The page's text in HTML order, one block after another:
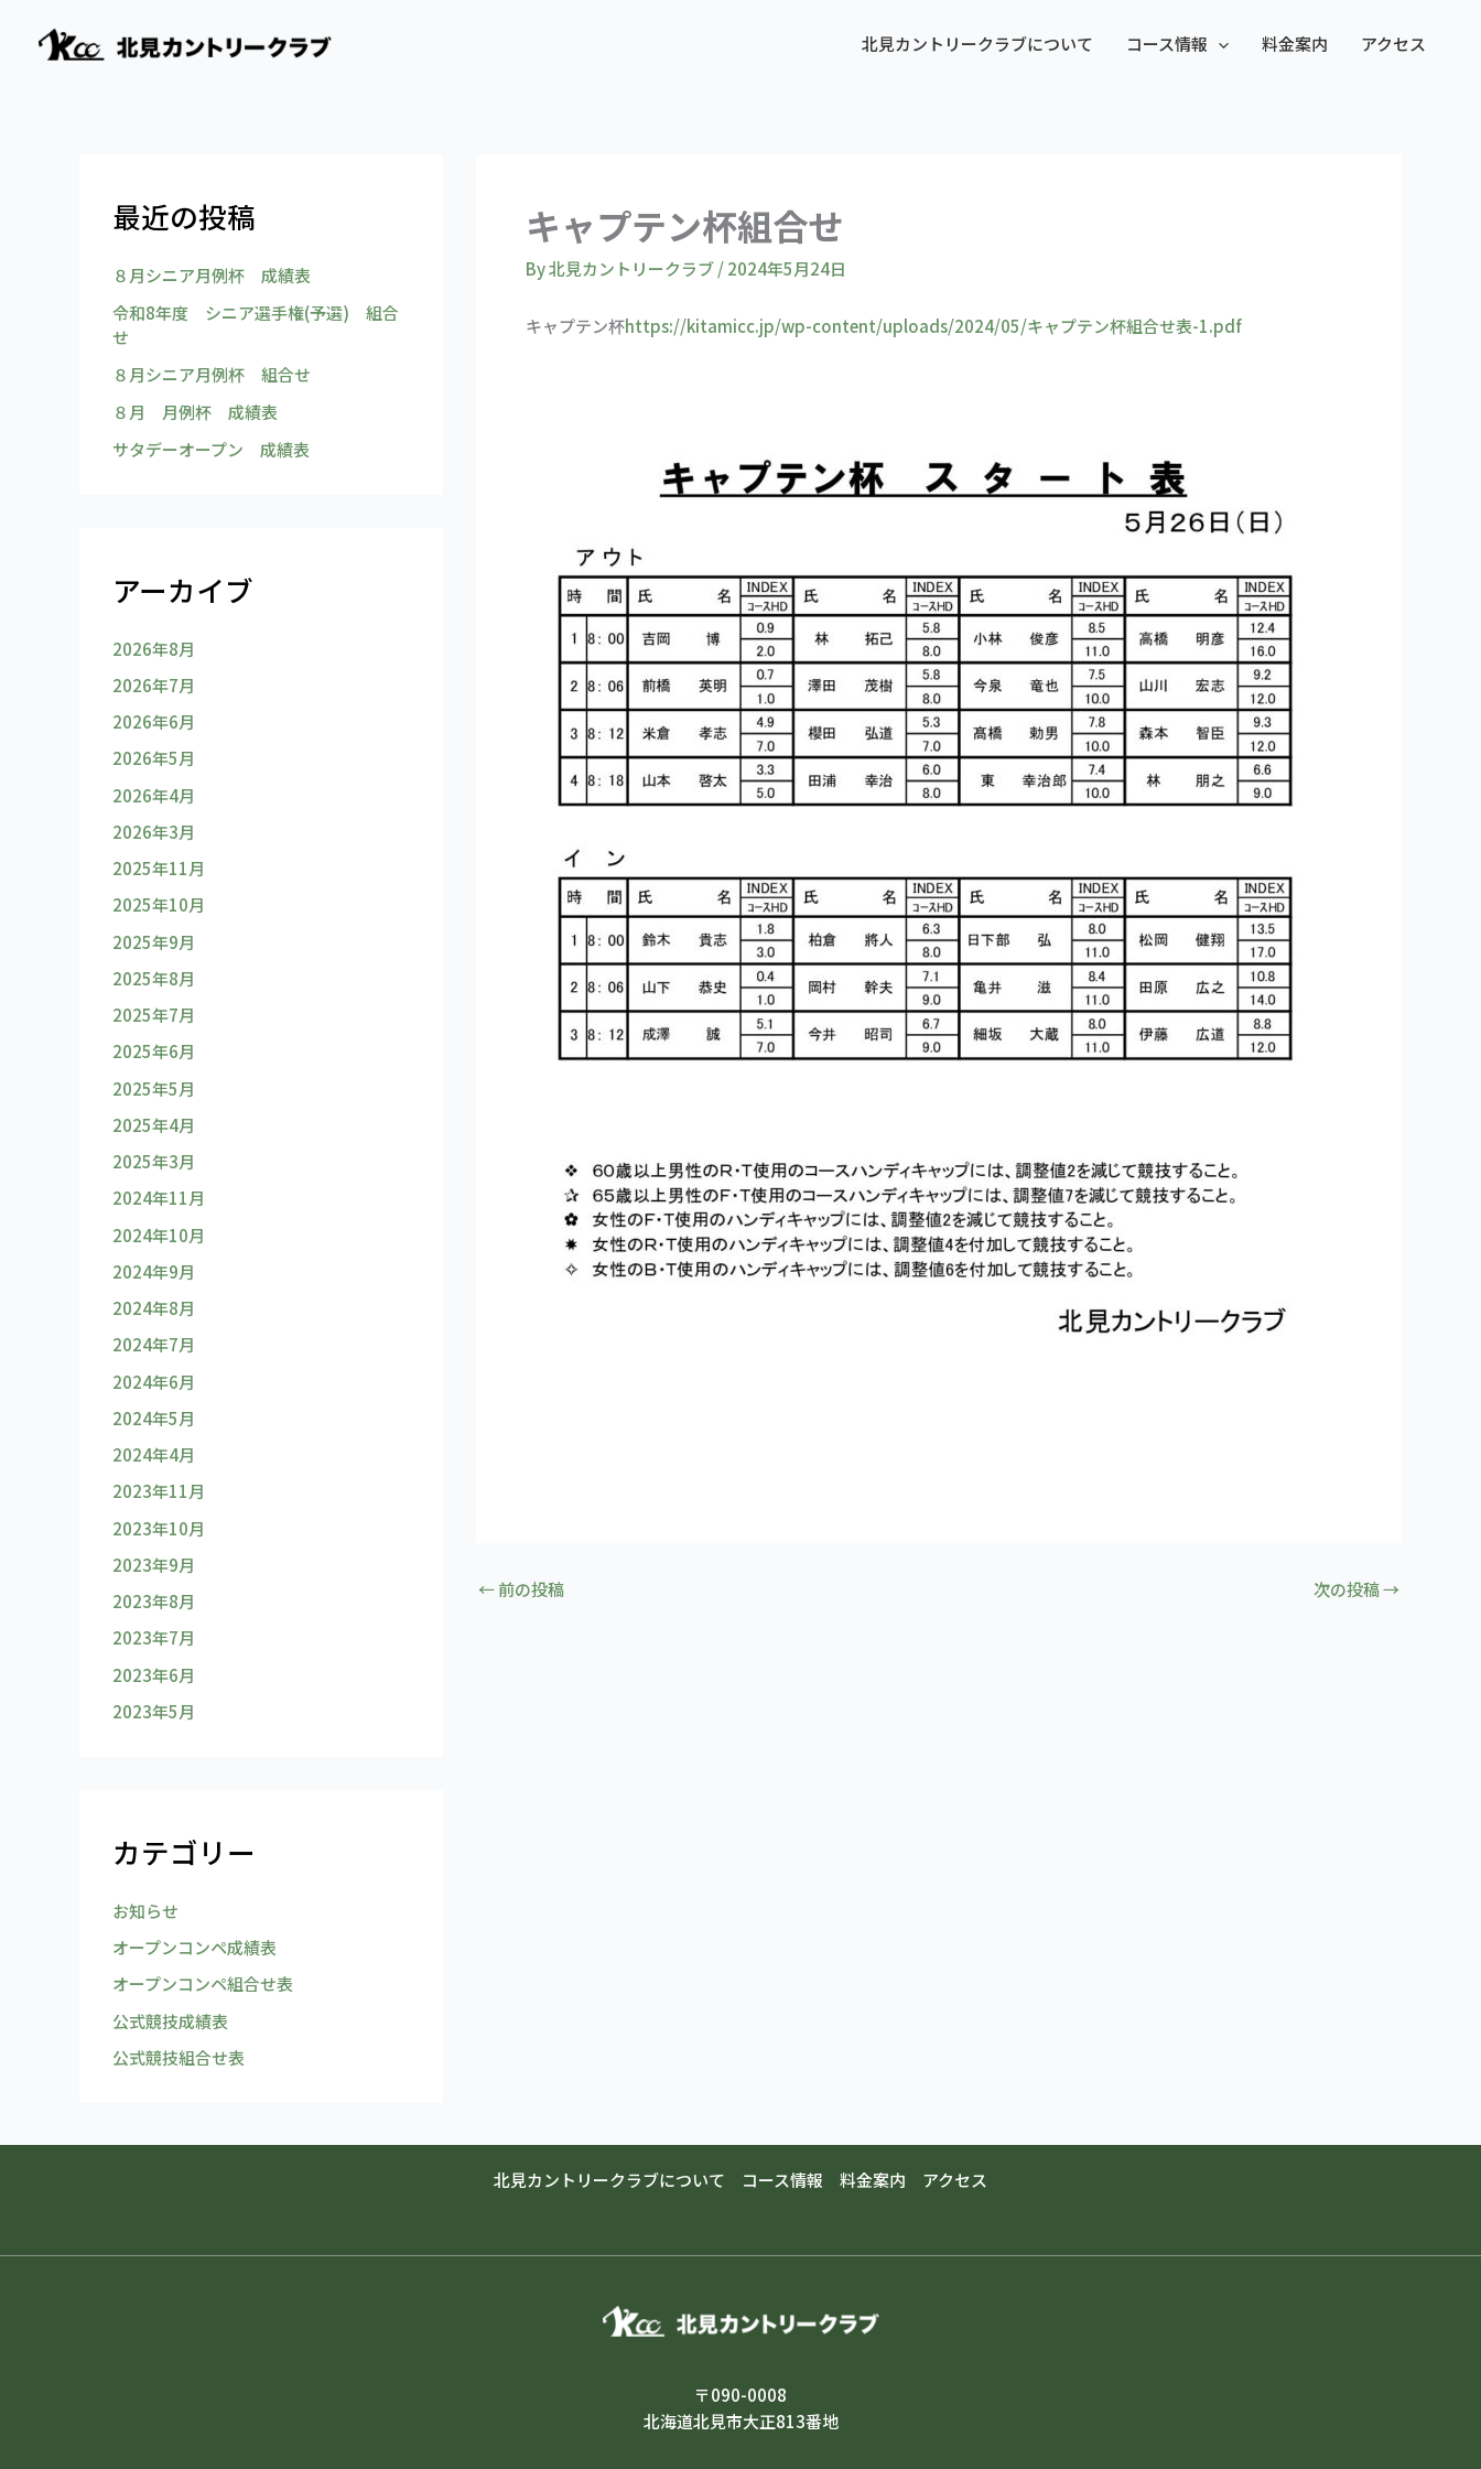
北見カントリークラブについて コース情報 料金案内 アクセス
最近の投稿
８月シニア月例杯 成績表
令和8年度 シニア選手権(予選) 組合
せ
８月シニア月例杯 組合せ
８月 月例杯 成績表
サタデーオープン 成績表
アーカイブ
2026年8月
2026年7月
2026年6月
2026年5月
2026年4月
2026年3月
2025年11月
2025年10月
2025年9月
2025年8月
2025年7月
2025年6月
2025年5月
2025年4月
2025年3月
2024年11月
2024年10月
2024年9月
2024年8月
2024年7月
2024年6月
2024年5月
2024年4月
2023年11月
2023年10月
2023年9月
2023年8月
2023年7月
2023年6月
2023年5月
カテゴリー
お知らせ
オープンコンペ成績表
オープンコンペ組合せ表
公式競技成績表
公式競技組合せ表
キャプテン杯組合せ
By北見カントリークラブ/2024年5月24日
キャプテン杯https://kitamicc.jp/wp-content/uploads/2024/05/キャプテン杯組合せ表-1.pdf
←前の投稿 次の投稿→
北見カントリークラブについて コース情報 料金案内 アクセス
〒090-0008
北海道北見市大正813番地